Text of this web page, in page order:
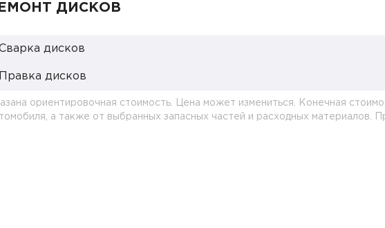
ДИСКОВ
дисков
Правка дисков
ориентировочная стоимость. Цена может измениться. Конечная
а также от выбранных запасных частей и расходных материалов.